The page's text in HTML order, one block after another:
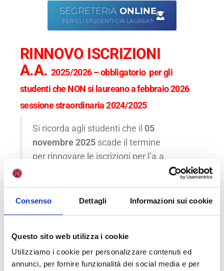
Consenso Dettagli Informazioni sui cookie
Questo sito web utilizza i cookie
Utilizziamo i cookie per personalizzare contenuti ed
annunci, per fornire funzionalità dei social media e per
SEGRETERIA ONLINE
PER GLI STUDENTI GIÀ LAUREATI
RINNOVO ISCRIZIONI
A.A. 2025/2026 – obbligatorio per gli
studenti che NON si laureano a febbraio 2026
sessione straordinaria 2024/2025
Si ricorda agli studenti che il 05
novembre 2025 scade il termine
per rinnovare le iscrizioni per l’a.a.
Per rinnovare l’ iscrizione, occorre
entrare nell’area riservataISCRIZIONI:
a.a.25/26, poi suCONFERMA
cliccare suRiepilogo tasse e
pagamentiper visionare